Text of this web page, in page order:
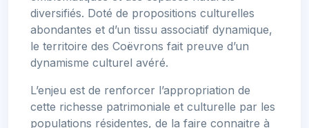
diversifiés. Doté de propositions culturelles
abondantes et d’un tissu associatif dynamique,
le territoire des Coëvrons fait preuve d’un
dynamisme culturel avéré.
L’enjeu est de renforcer l’appropriation de
cette richesse patrimoniale et culturelle par les
populations résidentes, de la faire connaitre à